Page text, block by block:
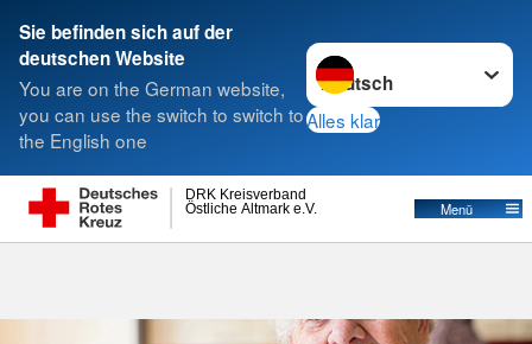
Sie befinden sich auf der
deutschen Website
You are on the German website,
you can use the switch to switch to
the English one
Sprache wechseln zu
Alles klar
Östliche Altmark e.V.
DRK Kreisverband
Menü
Suche